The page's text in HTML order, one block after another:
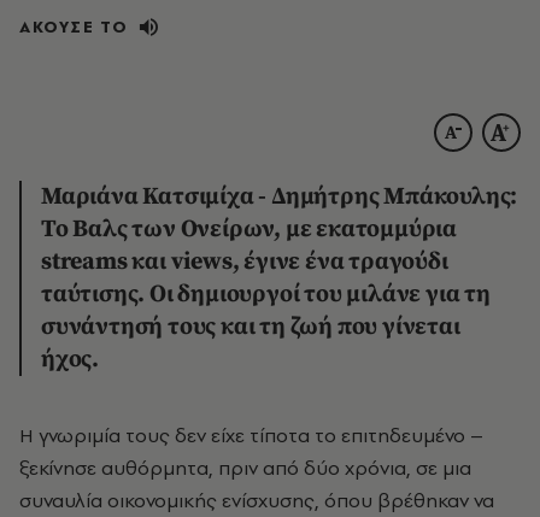
ΑΚΟΥΣΕ ΤΟ
Μαριάνα Κατσιμίχα - Δημήτρης Μπάκουλης:
Το Βαλς των Ονείρων, με εκατομμύρια
streams και views, έγινε ένα τραγούδι
ταύτισης. Οι δημιουργοί του μιλάνε για τη
συνάντησή τους και τη ζωή που γίνεται
ήχος.
Η γνωριμία τους δεν είχε τίποτα το επιτηδευμένο –
ξεκίνησε αυθόρμητα, πριν από δύο χρόνια, σε μια
συναυλία οικονομικής ενίσχυσης, όπου βρέθηκαν να